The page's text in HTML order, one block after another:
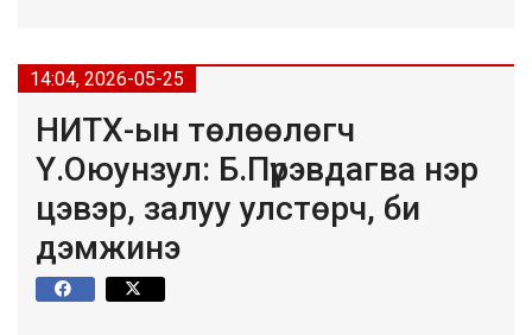
14:04, 2026-05-25
НИТХ-ын төлөөлөгч
Ү.Оюунзул: Б.Пүрэвдагва нэр
цэвэр, залуу улстөрч, би
дэмжинэ